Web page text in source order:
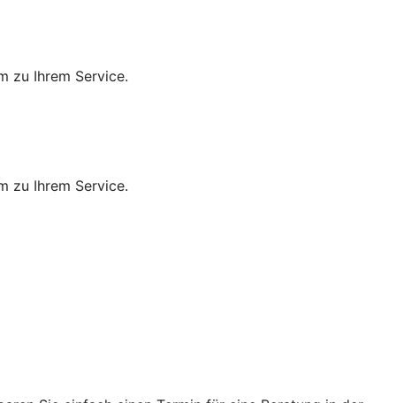
zu Ihrem Service.
zu Ihrem Service.